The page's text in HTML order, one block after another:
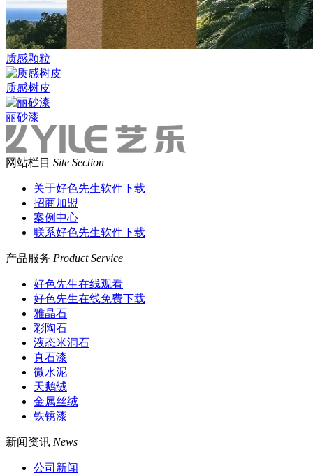
质感颗粒
质感树皮
丽砂漆
网站栏目 Site Section
关于好色先生软件下载
招商加盟
案例中心
联系好色先生软件下载
产品服务 Product Service
好色先生在线观看
好色先生在线免费下载
雅晶石
彩陶石
液态米洞石
真石漆
微水泥
天鹅绒
金属丝绒
铁锈漆
新闻资讯 News
公司新闻